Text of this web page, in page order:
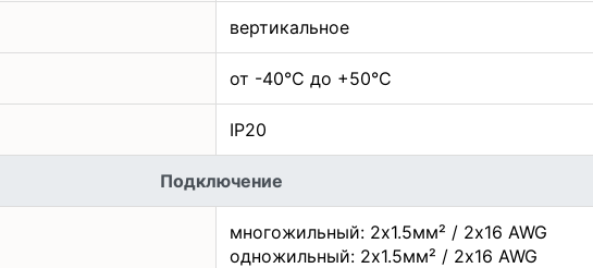
вертикальное
от -40°С до +50°С
IP20
Подключение
многожильный: 2x1.5мм² / 2x16 AWG
одножильный: 2x1.5мм² / 2x16 AWG